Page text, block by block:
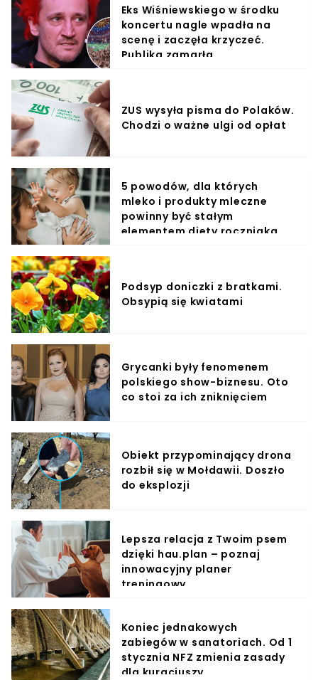
Eks Wiśniewskiego w środku
koncertu nagle wpadła na
scenę i zaczęła krzyczeć.
Publika zamarła
ZUS wysyła pisma do Polaków.
Chodzi o ważne ulgi od opłat
5 powodów, dla których
mleko i produkty mleczne
powinny być stałym
elementem diety roczniaka
Podsyp doniczki z bratkami.
Obsypią się kwiatami
Grycanki były fenomenem
polskiego show-biznesu. Oto
co stoi za ich zniknięciem
Obiekt przypominający drona
rozbił się w Mołdawii. Doszło
do eksplozji
Lepsza relacja z Twoim psem
dzięki hau.plan – poznaj
innowacyjny planer
treningowy
Koniec jednakowych
zabiegów w sanatoriach. Od 1
stycznia NFZ zmienia zasady
dla kuracjuszy